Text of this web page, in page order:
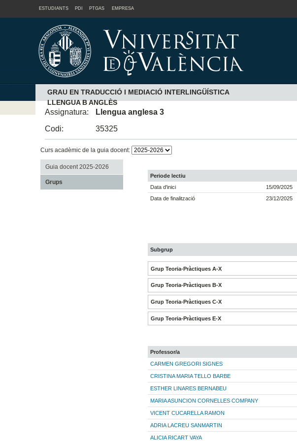
ESTUDIANTS PDI PTGAS EMPRESA
GRAU EN TRADUCCIÓ I MEDIACIÓ INTERLINGÜÍSTICA
LLENGUA B ANGLÈS
Assignatura:
Llengua anglesa 3
Codi:
35325
Curs acadèmic de la guia docent:
Guia docent 2025-2026
Grups
Periode lectiu
Data d'inici
15/09/2025
Data de finalització
23/12/2025
Subgrup
Grup Teoria-Pràctiques A-X
Grup Teoria-Pràctiques B-X
Grup Teoria-Pràctiques C-X
Grup Teoria-Pràctiques E-X
Professor/a
CARMEN GREGORI SIGNES
CRISTINA MARIA TELLO BARBE
ESTHER LINARES BERNABEU
MARIA ASUNCION CORNELLES COMPANY
VICENT CUCARELLA RAMON
ADRIA LACREU SANMARTIN
ALICIA RICART VAYA